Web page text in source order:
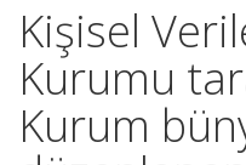
Kişisel
Kurumu
Kurum